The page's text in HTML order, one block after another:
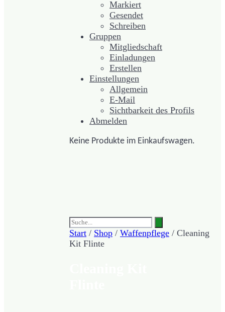
Markiert
Gesendet
Schreiben
Gruppen
Mitgliedschaft
Einladungen
Erstellen
Einstellungen
Allgemein
E-Mail
Sichtbarkeit des Profils
Abmelden
Keine Produkte im Einkaufswagen.
Start / Shop / Waffenpflege / Cleaning
Kit Flinte